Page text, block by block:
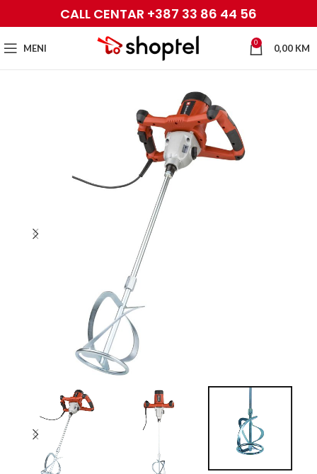
CALL CENTAR +387 33 86 44 56
MENI 0 0,00 KM